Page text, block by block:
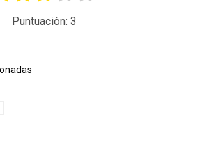
Puntuación: 3